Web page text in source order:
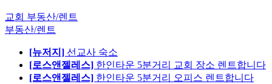
교회 부동산/렌트
부동산/렌트
[뉴저지] 선교사 숙소
[로스앤젤레스] 한인타운 5분거리 교회 장소 렌트합니다
[로스앤젤레스] 한인타운 5분거리 오피스 렌트합니다